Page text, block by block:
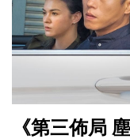
《第三佈局